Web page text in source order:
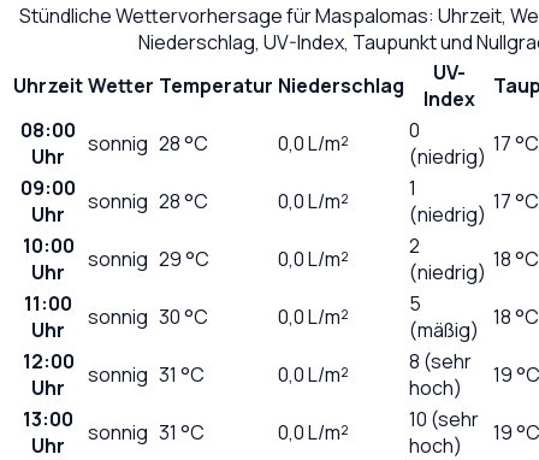
Stündliche Wettervorhersage fürMaspalomas: Uhrzeit,
Niederschlag, UV-Index, Taupunkt und
UhrzeitWetter Temperatur Niederschlag
UV-
Index
08:00
Uhr
sonnig 28°C 0,0L/m²
0
(niedrig) 17 °C
09:00
Uhr
sonnig 28°C 0,0L/m²
1
(niedrig) 17 °C
10:00
Uhr
sonnig 29°C 0,0L/m²
2
(niedrig) 18 °C
11:00
Uhr
sonnig 30°C 0,0L/m²
5
(mäßig)
18 °C
12:00
Uhr
sonnig 31 °C 0,0L/m²
8 (sehr
hoch)
19 °C
13:00
Uhr
sonnig 31 °C 0,0L/m²
10 (sehr
hoch)
19 °C